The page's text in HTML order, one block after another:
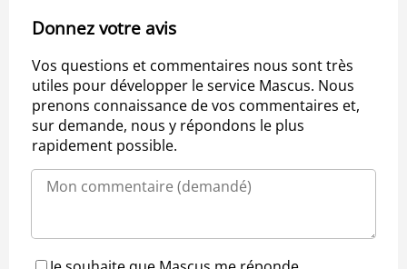
Donnez votre avis
Vos questions et commentaires nous sont très
utiles pour développer le service Mascus. Nous
prenons connaissance de vos commentaires et,
sur demande, nous y répondons le plus
rapidement possible.